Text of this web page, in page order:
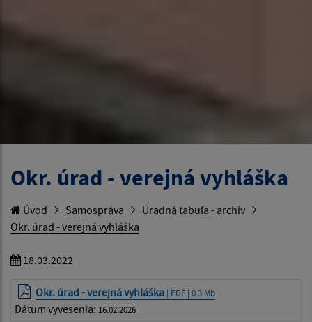
Okr. úrad - verejná vyhláška
Úvod Samospráva
Úradná tabuľa - archív
Okr. úrad - verejná vyhláška
18.03.2022
Okr. úrad - verejná vyhláška | PDF | 0.3 Mb
Dátum vyvesenia: 16.02.2026